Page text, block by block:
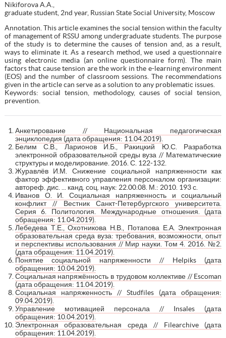
Nikiforova A.A.,
graduate student, 2nd year, Russian State Social University, Moscow
Annotation. This article examines the social tension within the faculty
of management of RSSU among undergraduate students. The purpose
of the study is to determine the causes of tension and, as a result,
ways to eliminate it. As a research method, we used a questionnaire
using electronic media (an online questionnaire form). The main
factors that cause tension are the work in the e-learning environment
(EOS) and the number of classroom sessions. The recommendations
given in the article can serve as a solution to any problematic issues.
Keywords: social tension, methodology, causes of social tension,
prevention.
Анкетирование // Национальная педагогическая
энциклопедия (дата обращения: 11.04.2019).
Белим С.В., Ларионов И.Б., Ракицкий Ю.С. Разработка
электронной образовательной среды вуза // Математические
структуры и моделирование. 2016. С. 122-132.
Журавлёв И.М. Снижение социальной напряженности как
фактор эффективного управления персоналом организации:
автореф. дис. ... канд. соц. наук: 22.00.08. М.: 2010. 193 с.
Иванов О. И. Социальная напряженность и социальный
конфликт // Вестник Санкт-Петербургского университета.
Серия 6. Политология. Международные отношения. (дата
обращения: 11.04.2019).
Лебедева Т.Е., Охотникова Н.В., Потапова Е.А. Электронная
образовательная среда вуза: требования, возможности, опыт
и перспективы использования // Мир науки. Том 4. 2016. №2.
(дата обращения: 11.04.2019).
Понятие социальной напряженности // Helpiks (дата
обращения: 10.04.2019).
Социальная напряжённость в трудовом коллективе // Escoman
(дата обращения: 11.04.2019).
Социальная напряженность // Studfiles (дата обращения:
09.04.2019).
Управление мотивацией персонала // Insales (дата
обращения: 10.04.2019).
Электронная образовательная среда // Filearchive (дата
обращения: 11.04.2019).